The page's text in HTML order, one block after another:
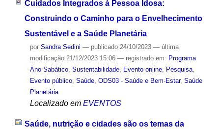
Cuidados Integrados à Pessoa Idosa:
Construindo o Caminho para o Envelhecimento
Sustentável e a Saúde Planetária
por Sandra Sedini — publicado24/10/2023 — última
modificação21/12/2023 15:06 — registrado em: Programa
Ano Sabático, Sustentabilidade, Evento online, Pesquisa,
Evento público, Saúde, ODS03 - Saúde e Bem-Estar, Saúde
Planetária
Localizado em EVENTOS
Saúde, nutrição e cidades são os temas da